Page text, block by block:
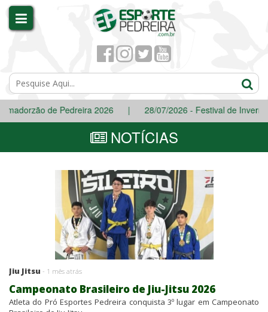
de Pedreira 2026|28/07/2026 - Festival de Inverno 2026 do
NOTÍCIAS
Jiu Jitsu - 1 mês atrás
Campeonato Brasileiro de Jiu-Jitsu 2026
Atleta do Pró Esportes Pedreira conquista 3º lugar em Campeonato